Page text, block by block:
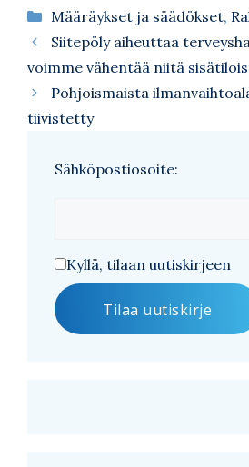
Kategoriat
Määräykset ja säädökset,
Siitepöly aiheuttaa
voimme vähentää niitä
Pohjoismaista
tiivistetty
Sähköpostiosoite:
Kyllä, tilaan uutiskirjeen